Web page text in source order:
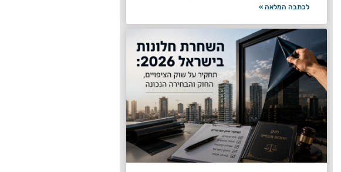
לכתבה המלאה »